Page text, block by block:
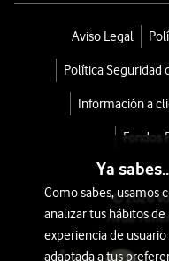
Aviso Legal
Política Seguridad
Información a
Fondos
© 2026
Avda.
Ya
Como sabes, usamos
analizar tus hábitos
experiencia de
adaptada a tus